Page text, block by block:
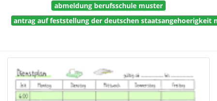
abmeldung berufsschule muster
antrag auf feststellung der deutschen staatsangehoerigkeit